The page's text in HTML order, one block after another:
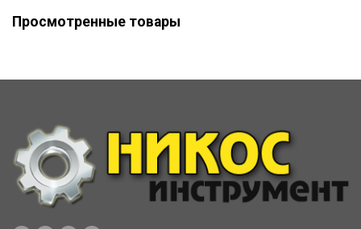
Просмотренные товары